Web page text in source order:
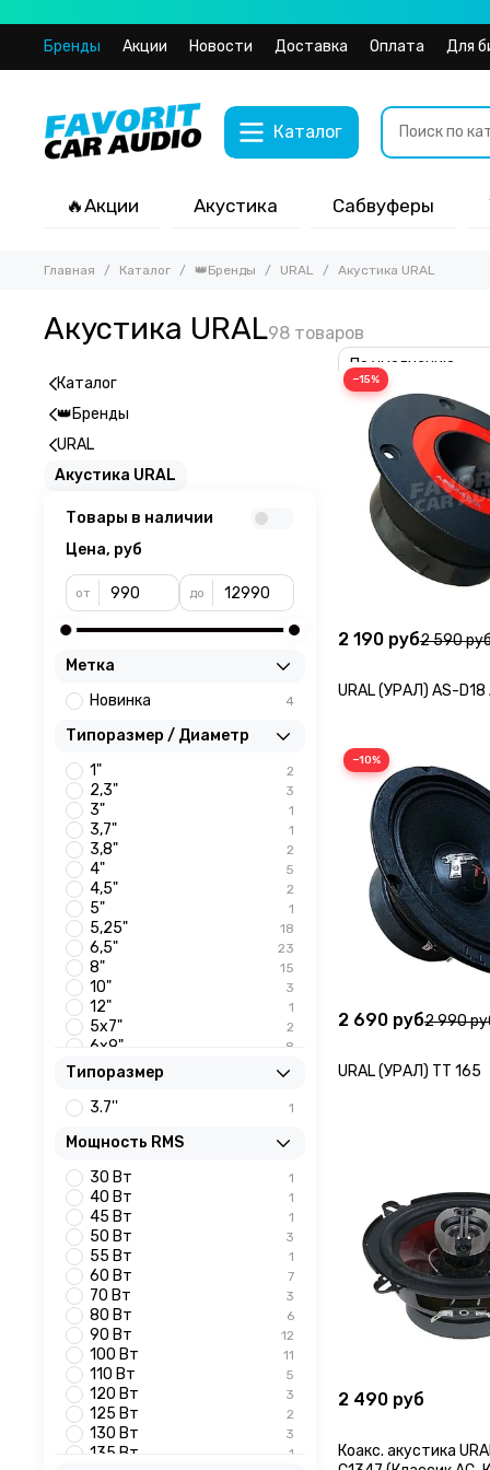
Бренды
Акции Новости Доставка Оплата Для
Каталог
🔥Акции Акустика Сабвуферы
Главная Каталог 👑Бренды URAL Акустика URAL
Акустика URAL
−15%
2 190 руб2 590
URAL (УРАЛ) AS-D18
−10%
2 690 руб2 990
URAL (УРАЛ) TT 165
2 490 руб
Коакс. акустика
Каталог
👑Бренды
URAL
Акустика URAL
Товары в наличии
Цена, руб
от до
Метка
Новинка
4
Типоразмер / Диаметр
1"
2
2,3" 3
3" 1
3,7" 1
3,8" 2
4" 5
4,5" 2
5" 1
5,25" 18
6,5" 23
8" 15
10" 3
12" 1
5х7" 2
6х9" 8
Типоразмер
3.7''
1
Мощность RMS
30 Вт
1
40 Вт 1
45 Вт 1
50 Вт 3
55 Вт 1
60 Вт 7
70 Вт 3
80 Вт 6
90 Вт 12
100 Вт 11
110 Вт 5
120 Вт 3
125 Вт 2
130 Вт 3
135 Вт 1